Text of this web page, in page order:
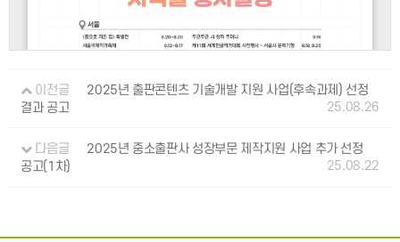
이전글
2025년 출판콘텐츠 기술개발 지원 사업(후속과제) 선정
결과 공고
25.08.26
다음글
2025년 중소출판사 성장부문 제작지원 사업 추가 선정
공고(1차)
25.08.22